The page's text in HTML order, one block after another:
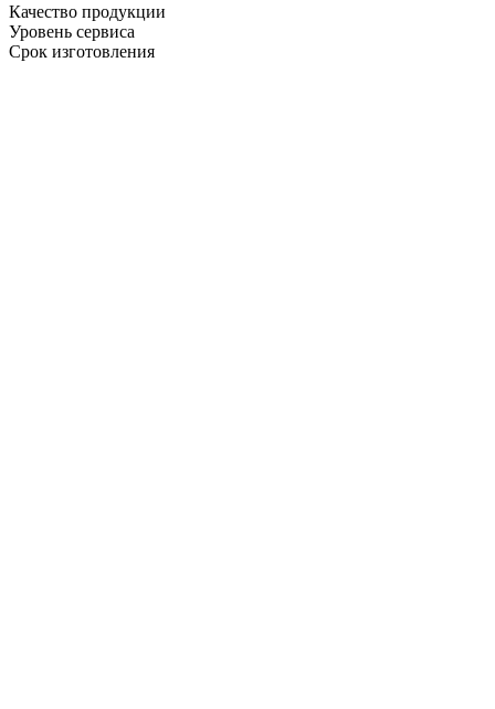
Качество продукции
Уровень сервиса
Срок изготовления